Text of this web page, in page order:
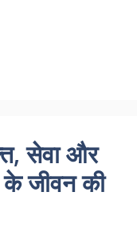
सेवा और
के जीवन की